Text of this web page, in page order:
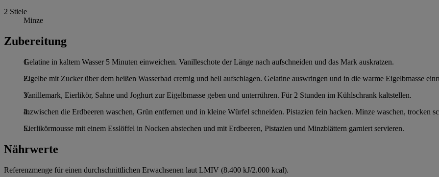
2 Stiele
Minze
Zubereitung
Gelatine in kaltem Wasser 5 Minuten einweichen. Vanilleschote der Länge nach aufschneiden und das Mark auskratzen.
Eigelbe mit Zucker über dem heißen Wasserbad cremig und hell aufschlagen. Gelatine auswringen und in die warme Eigelbmasse
Vanillemark, Eierlikör, Sahne und Joghurt zur Eigelbmasse geben und unterrühren. Für 2 Stunden im Kühlschrank kaltstellen.
Inzwischen die Erdbeeren waschen, Grün entfernen und in kleine Würfel schneiden. Pistazien fein hacken. Minze waschen, trocken
Eierlikörmousse mit einem Esslöffel in Nocken abstechen und mit Erdbeeren, Pistazien und Minzblättern garniert servieren.
Nährwerte
Referenzmenge für einen durchschnittlichen Erwachsenen laut LMIV (8.400 kJ/2.000 kcal).